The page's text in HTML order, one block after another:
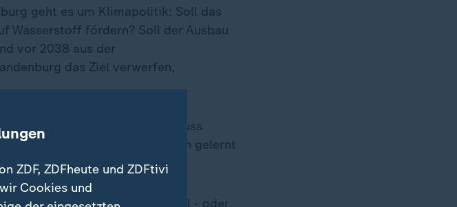
geht es um Klimapolitik: Soll das
Wasserstoff fördern? Soll der Ausbau
vor 2038 aus der
das Ziel verwerfen,
natürlich. In einer These muss
verstärkt mit digitalen Medien gelernt
Land geben soll.
Ebene einsetzen soll - oder
ZDF, ZDFheute und ZDFtivi
Cookies und